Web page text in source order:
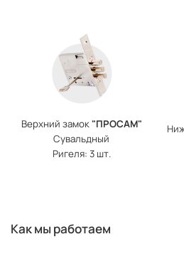
Верхний замок"ПРОСАМ"
Сувальдный
Ригеля: 3 шт.
Как мы работаем